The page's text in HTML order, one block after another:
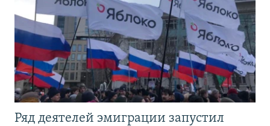
Ряд деятелей эмиграции запустил